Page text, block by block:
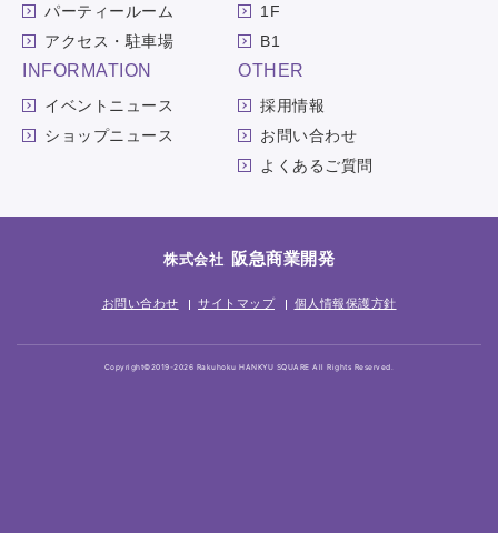
パーティールーム
アクセス・駐車場
1F
B1
INFORMATION
イベントニュース
ショップニュース
OTHER
採用情報
お問い合わせ
よくあるご質問
株式会社 阪急商業開発
お問い合わせ サイトマップ 個人情報保護方針
Copyright©2019-2026 Rakuhoku HANKYU SQUARE All Rights Reserved.